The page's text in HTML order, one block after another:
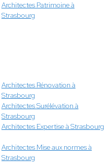
Architectes Patrimoine à
Strasbourg
Architectes Rénovation à
Strasbourg
Architectes Surélévation à
Strasbourg
Architectes Expertise à Strasbourg
Architectes Mise aux normes à
Strasbourg